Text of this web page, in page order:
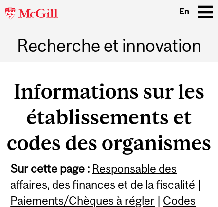
McGill
En
Recherche et innovation
navigation
Informations sur les
établissements et
codes des organismes
Sur cette page : Responsable des
affaires, des finances et de la fiscalité
Paiements/Chèques à régler
Codes